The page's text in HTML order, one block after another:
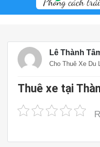
Lê Thành
Cho Thuê Xe Du
Thuê xe tại